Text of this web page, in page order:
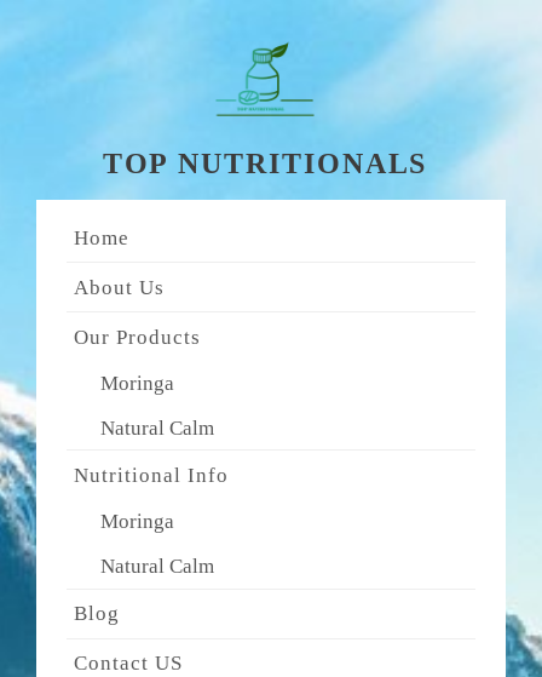
TOP NUTRITIONALS
Home
About Us
Our Products
Moringa
Natural Calm
Nutritional Info
Moringa
Natural Calm
Blog
Contact US